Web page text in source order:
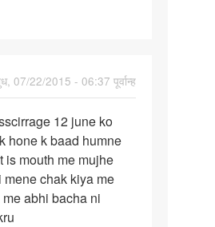
07/22/2015 - 06:37 पूर्वान्ह
12 june ko
hone k baad humne
is mouth me mujhe
mene chak kiya me
abhi bacha ni